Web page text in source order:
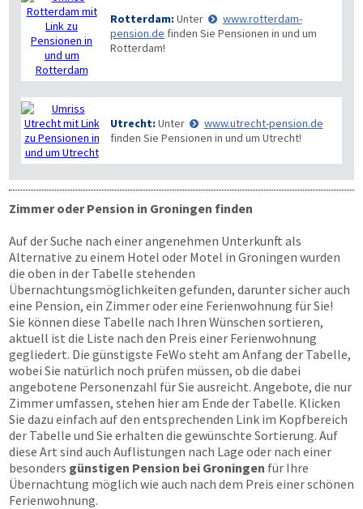
Rotterdam: Unter
www.rotterdam-
pension.de finden Sie Pensionen in und um
Rotterdam!
Utrecht: Unter
www.utrecht-pension.de
finden Sie Pensionen in und um Utrecht!
Zimmer oder Pension in Groningen finden
Auf der Suche nach einer angenehmen Unterkunft als
Alternative zu einem Hotel oder Motel in Groningen wurden
die oben in der Tabelle stehenden
Übernachtungsmöglichkeiten gefunden, darunter sicher auch
eine Pension, ein Zimmer oder eine Ferienwohnung für Sie!
Sie können diese Tabelle nach Ihren Wünschen sortieren,
aktuell ist die Liste nach den Preis einer Ferienwohnung
gegliedert. Die günstigste FeWo steht am Anfang der Tabelle,
wobei Sie natürlich noch prüfen müssen, ob die dabei
angebotene Personenzahl für Sie ausreicht. Angebote, die nur
Zimmer umfassen, stehen hier am Ende der Tabelle. Klicken
Sie dazu einfach auf den entsprechenden Link im Kopfbereich
der Tabelle und Sie erhalten die gewünschte Sortierung. Auf
diese Art sind auch Auflistungen nach Lage oder nach einer
besonders günstigen Pension bei Groningen für Ihre
Übernachtung möglich wie auch nach dem Preis einer schönen
Ferienwohnung.